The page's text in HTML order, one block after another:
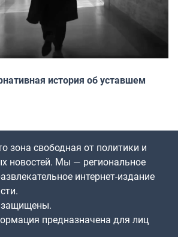
история об уставшем
зона свободная от политики и
новостей. Мы — региональное
интернет-издание
защищены.
предназначена для лиц